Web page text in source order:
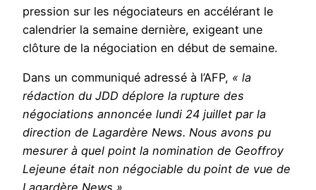
pression sur les négociateurs en accélérant le
calendrier la semaine dernière, exigeant une
clôture de la négociation en début de semaine.
Dans un communiqué adressé à l’AFP, « la
rédaction du JDD déplore la rupture des
négociations annoncée lundi 24 juillet par la
direction de Lagardère News. Nous avons pu
mesurer à quel point la nomination de Geoffroy
Lejeune était non négociable du point de vue de